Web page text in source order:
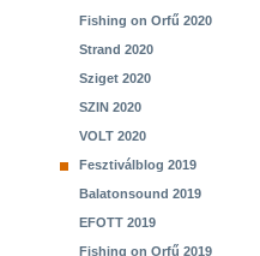
Fishing on Orfű 2020
Strand 2020
Sziget 2020
SZIN 2020
VOLT 2020
Fesztiválblog 2019
Balatonsound 2019
EFOTT 2019
Fishing on Orfű 2019